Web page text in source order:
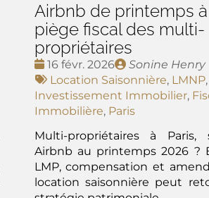
Airbnb de printemps à
piège fiscal des multi-
propriétaires
Date
:
16 févr. 2026
Publié
par
Sonine Henry
Tags
:
Location Saisonnière, LMNP,
Investissement Immobilier,
Immobilière, Paris
Multi-propriétaires à Paris,
Airbnb au printemps 2026 ?
LMP, compensation et
location saisonnière peut